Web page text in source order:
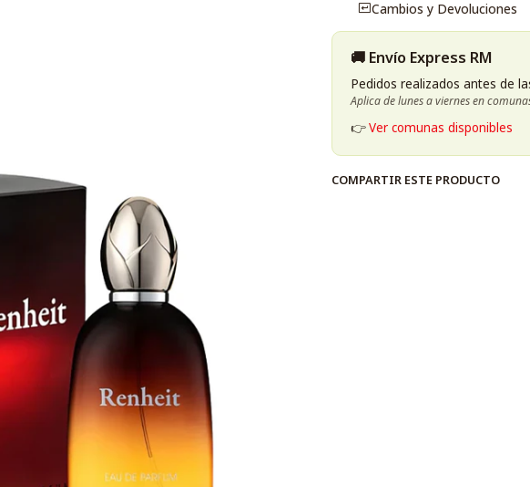
Cambios y Devoluciones
🚚 Envío Express RM
Pedidos realizados antes de
Aplica de lunes a viernes en
👉Ver comunas disponibles
COMPARTIR ESTE PRODUCTO